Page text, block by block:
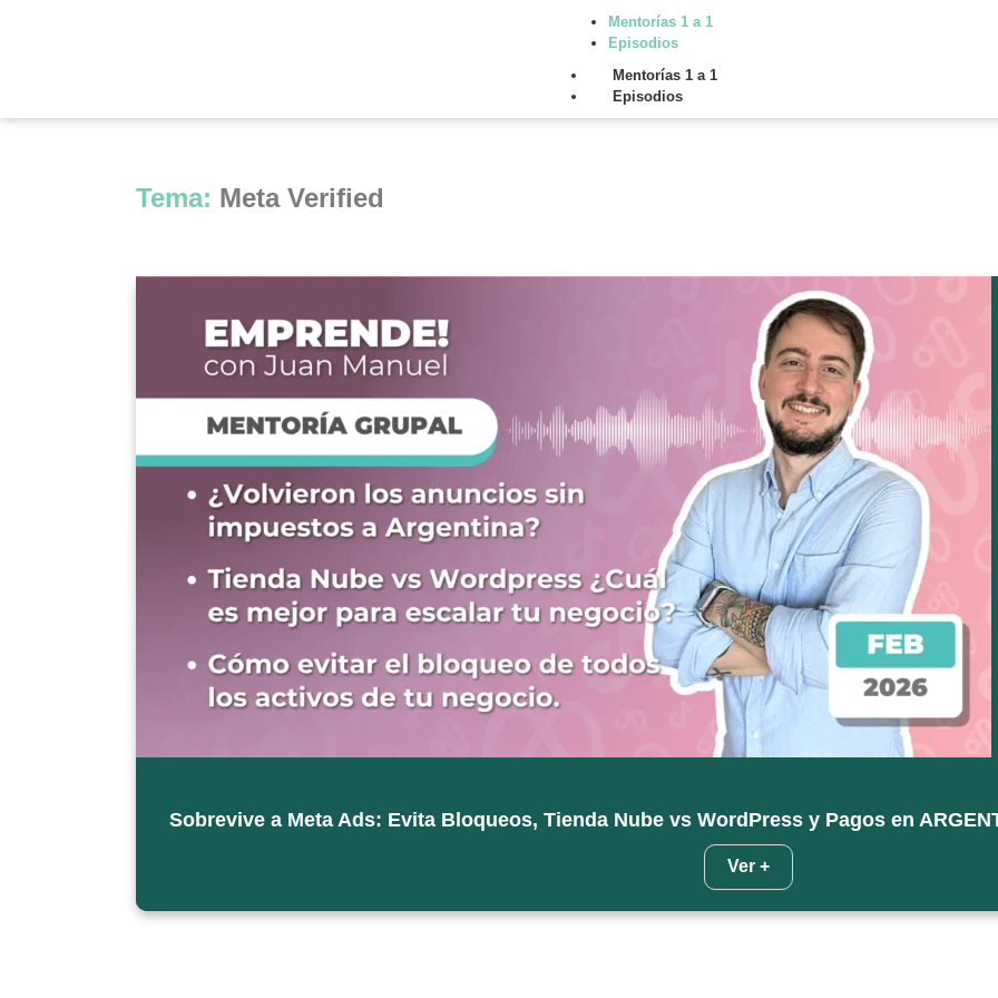
Mentorías 1 a 1
Episodios
Mentorías 1 a 1
Episodios
Tema: Meta Verified
Sobrevive a Meta Ads: Evita Bloqueos, Tienda Nube vs WordPress y Pagos en
Ver +